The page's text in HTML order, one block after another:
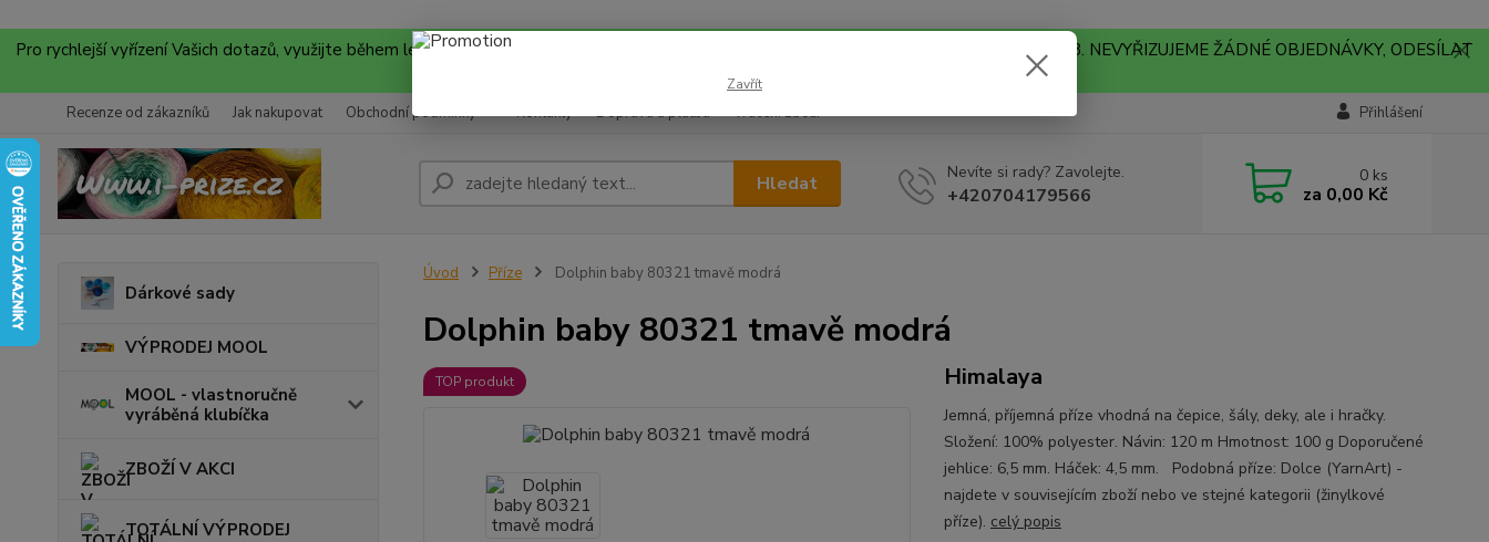
Pro rychlejší vyřízení Vašich dotazů, využijte během letních prázdnin náš email info@i-prize.cz. Děkujeme. !!! POZOR ZMĚNA !!! V PONDĚLÍ 10.8. NEVYŘIZUJEME ŽÁDNÉ OBJEDNÁVKY, ODESÍLAT
Recenze od zákazníků Jak nakupovat Obchodní podmínky Kontakty Doprava a platba Vrácení zboží Přihlášení
Hledat Nevíte si rady? Zavolejte.
+420704179566
0 ks
za 0,00 Kč
Dárkové sady
VÝPRODEJ MOOL
MOOL - vlastnoručně
vyráběná klubíčka
ZBOŽÍ V AKCI
TOTÁLNÍ VÝPRODEJ
Úvod Příze Dolphin baby 80321 tmavě modrá
Dolphin baby 80321 tmavě modrá
TOP produkt Himalaya
Jemná, příjemná příze vhodná na čepice, šály, deky, ale i hračky.
Složení: 100% polyester. Návin: 120 m Hmotnost: 100 g Doporučené
jehlice: 6,5 mm. Háček: 4,5 mm. Podobná příze: Dolce (YarnArt) -
najdete v souvisejícím zboží nebo ve stejné kategorii (žinylkové
příze). celý popis
Zavřít